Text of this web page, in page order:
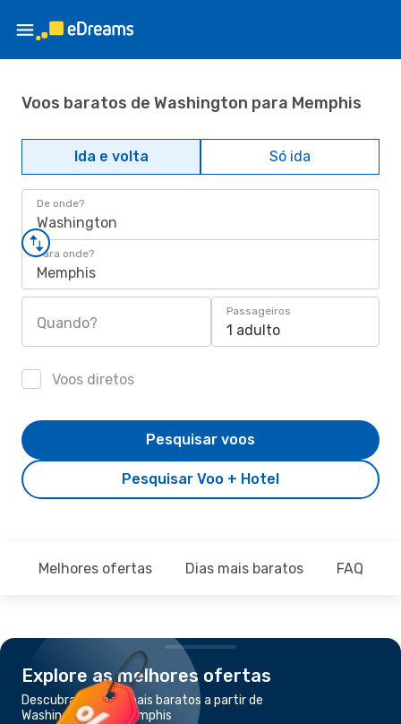
Voos baratos de Washington para Memphis
Ida e volta Só ida
De onde?
Washington
Para onde?
Memphis
Quando?
Passageiros
1 adulto
Voos diretos
Pesquisar Voo + Hotel
Pesquisar voos
Melhores ofertas Dias mais baratos FAQ
Explore as melhores ofertas
Descubra os voos mais baratos a partir de
Washington para Memphis